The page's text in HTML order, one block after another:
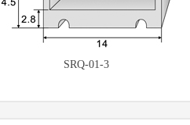
SRQ-01-3